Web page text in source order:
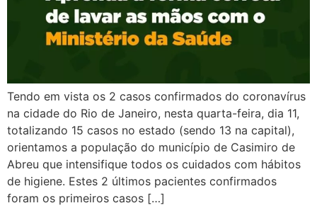
Tendo em vista os 2 casos confirmados do coronavírus
na cidade do Rio de Janeiro, nesta quarta-feira, dia 11,
totalizando 15 casos no estado (sendo 13 na capital),
orientamos a população do município de Casimiro de
Abreu que intensifique todos os cuidados com hábitos
de higiene. Estes 2 últimos pacientes confirmados
foram os primeiros casos […]